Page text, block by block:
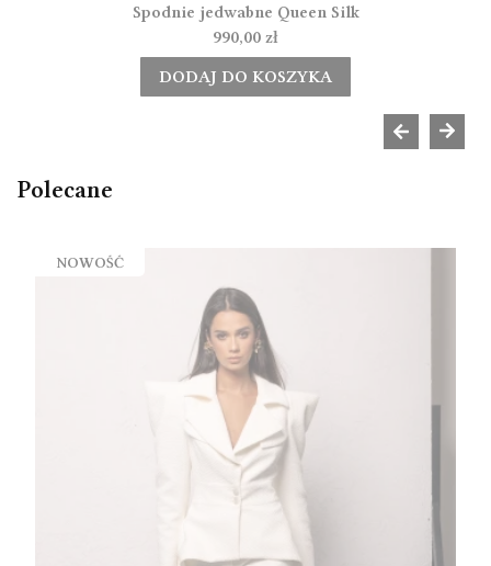
Spodnie jedwabne Queen Silk
Cena
990,00 zł
DODAJ DO KOSZYKA
Polecane
NOWOŚĆ